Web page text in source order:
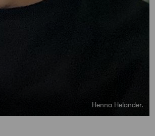
Henna Helander.